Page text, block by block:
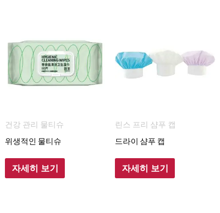
건강 관리 물티슈
위생적인 물티슈
자세히 보기
린스 프리 샴푸 캡
드라이 샴푸 캡
자세히 보기